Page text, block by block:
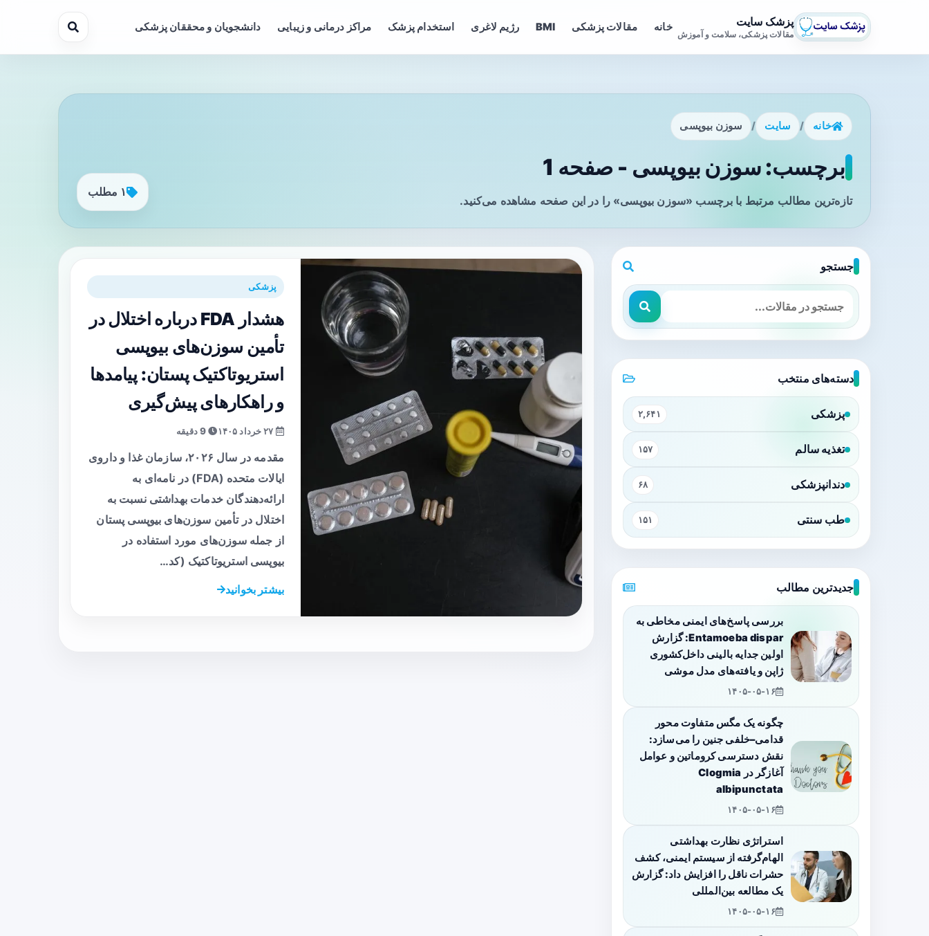
پزشک سایت
مقالات پزشکی، سلامت و آموزش
خانه مقالات پزشکی BMI رژیم لاغری استخدام پزشک مراکز درمانی و زیبایی دانشجویان و محققان پزشکی
خانه / سایت / سوزن بیوپسی
برچسب: سوزن بیوپسی - صفحه 1
تازه‌ترین مطالب مرتبط با برچسب «سوزن بیوپسی» را در این صفحه مشاهده می‌کنید.
۱ مطلب
پزشکی
هشدار FDA درباره اختلال در
تأمین سوزن‌های بیوپسی
استریوتاکتیک پستان: پیامدها
و راهکارهای پیش‌گیری
9 دقیقه
مقدمه در سال ۲۰۲۶، سازمان غذا و داروی
ایالات متحده (FDA) در نامه‌ای به
ارائه‌دهندگان خدمات بهداشتی نسبت به
اختلال در تأمین سوزن‌های بیوپسی پستان
از جمله سوزن‌های مورد استفاده در
بیوپسی استریوتاکتیک (کد…
بیشتر بخوانید
جستجو
دسته‌های منتخب
پزشکی ۲,۶۴۱
تغذیه سالم ۱۵۷
دندانپزشکی ۶۸
طب سنتی ۱۵۱
جدیدترین مطالب
بررسی پاسخ‌های ایمنی مخاطی به
Entamoeba dispar: گزارش
اولین جدایه بالینی داخل‌کشوری
ژاپن و یافته‌های مدل موشی
۱۴۰۵-۰۵-۱۶
چگونه یک مگس متفاوت محور
قدامی–خلفی جنین را می‌سازد:
نقش دسترسی کروماتین و عوامل
آغازگر در Clogmia
albipunctata
۱۴۰۵-۰۵-۱۶
استراتژی نظارت بهداشتی
الهام‌گرفته از سیستم ایمنی، کشف
حشرات ناقل را افزایش داد: گزارش
یک مطالعه بین‌المللی
۱۴۰۵-۰۵-۱۶